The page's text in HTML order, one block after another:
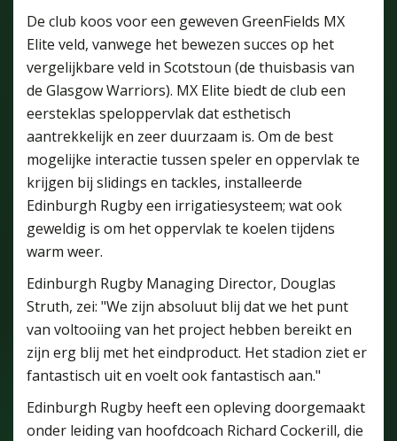
De club koos voor een geweven GreenFields MX
Elite veld, vanwege het bewezen succes op het
vergelijkbare veld in Scotstoun (de thuisbasis van
de Glasgow Warriors). MX Elite biedt de club een
eersteklas speloppervlak dat esthetisch
aantrekkelijk en zeer duurzaam is. Om de best
mogelijke interactie tussen speler en oppervlak te
krijgen bij slidings en tackles, installeerde
Edinburgh Rugby een irrigatiesysteem; wat ook
geweldig is om het oppervlak te koelen tijdens
warm weer.
Edinburgh Rugby Managing Director, Douglas
Struth, zei: "We zijn absoluut blij dat we het punt
van voltooiing van het project hebben bereikt en
zijn erg blij met het eindproduct. Het stadion ziet er
fantastisch uit en voelt ook fantastisch aan."
Edinburgh Rugby heeft een opleving doorgemaakt
onder leiding van hoofdcoach Richard Cockerill, die